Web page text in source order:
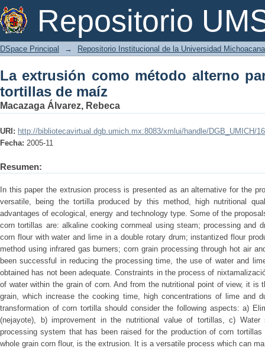
Repositorio
La extrusión como método alterno
DSpace Principal → Repositorio Institucional de la Universidad
La extrusión como método alterno
tortillas de maíz
Macazaga Álvarez, Rebeca
URI: http://bibliotecavirtual.dgb.umich.mx:8083/xmlui/handle/DGB_UMICH/
Fecha: 2005-11
Resumen:
In this paper the extrusion process is presented as an alternative for the
versatile, being the tortilla produced by this method, high nutritional
advantages of ecological, energy and technology type. Some of the
corn tortillas are: alkaline cooking cornmeal using steam; processing and
corn flour with water and lime in a double rotary drum; instantized flour
method using infrared gas burners; corn grain processing through hot air
been successful in reducing the processing time, the use of water and
obtained has not been adequate. Constraints in the process of
of water within the grain of corn. And from the nutritional point of view, it is
grain, which increase the cooking time, high concentrations of lime and
transformation of corn tortilla should consider the following aspects: a)
(nejayote), b) improvement in the nutritional value of tortillas, c)
processing system that has been raised for the production of corn
whole grain corn flour, is the extrusion. It is a versatile process which can